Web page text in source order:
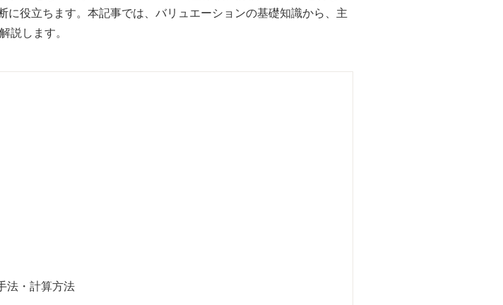
役立ちます。本記事では、バリュエーションの基礎知識から、主
説します。
法・計算方法